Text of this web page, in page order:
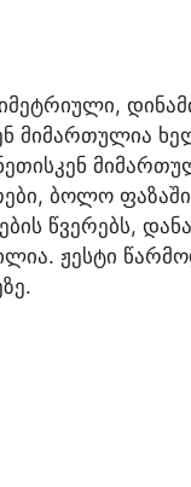
მიმართულია
ბოლო ფაზაში
წვერებს,
ჟესტი